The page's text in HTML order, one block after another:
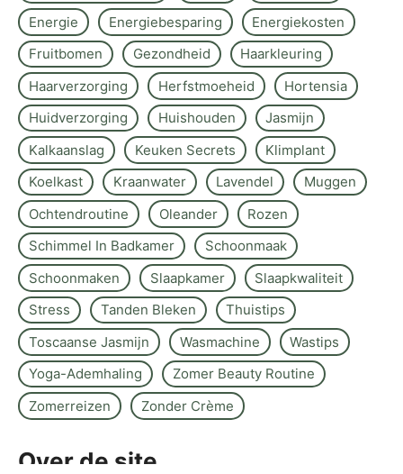
Energie
Energiebesparing
Energiekosten
Fruitbomen
Gezondheid
Haarkleuring
Haarverzorging
Herfstmoeheid
Hortensia
Huidverzorging
Huishouden
Jasmijn
Kalkaanslag
Keuken Secrets
Klimplant
Koelkast
Kraanwater Lavendel
Muggen
Ochtendroutine
Oleander
Rozen
Schimmel In Badkamer
Schoonmaak
Schoonmaken
Slaapkamer
Slaapkwaliteit
Stress
Tanden Bleken
Thuistips
Toscaanse Jasmijn
Wasmachine
Wastips
Yoga-Ademhaling
Zomer Beauty Routine
Zomerreizen
Zonder Crème
Over de site